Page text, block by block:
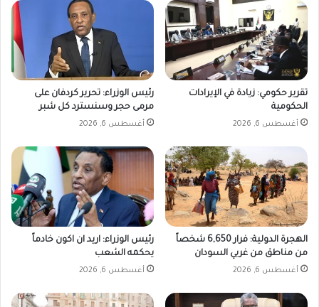
تقرير حكومي: زيادة في الإيرادات
الحكومية
أغسطس 6, 2026
رئيس الوزراء: تحرير كردفان على
مرمى حجر وسنسترد كل شبر
أغسطس 6, 2026
الهجرة الدولية: فرار 6,650 شخصاً
من مناطق من غربي السودان
أغسطس 6, 2026
رئيس الوزراء: اريد ان اكون خادماً
يحكمه الشعب
أغسطس 6, 2026